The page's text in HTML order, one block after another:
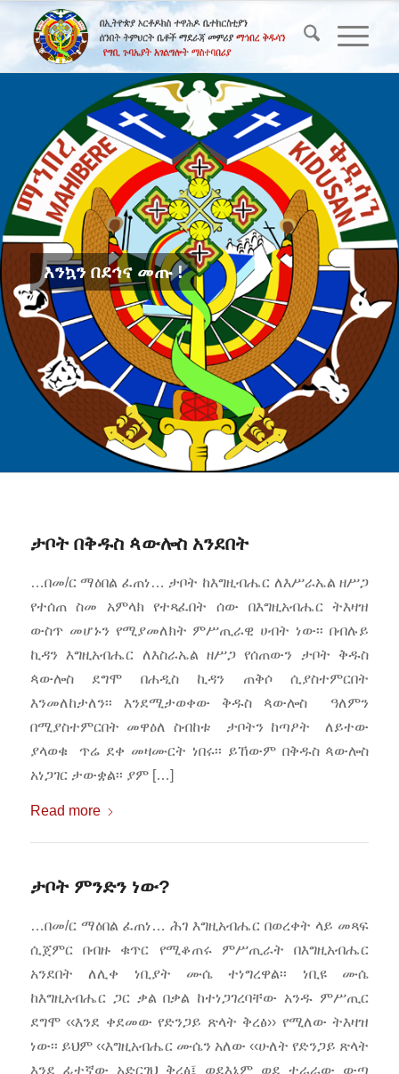
እንኳን በደኅና መጡ !
ታቦት በቅዱስ ጳውሎስ አንደበት
…በመ/ር ማዕበል ፈጠነ… ታቦት ከእግዚብሔር ለእሥራኤል ዘሥጋ
የተሰጠ ስመ አምላክ የተጻፈበት ሰው በእግዚአብሔር ትእዛዝ
ውስጥ መሆኑን የሚያመለክት ምሥጢራዊ ሀብት ነው፡፡ በብሉይ
ኪዳን እግዚአብሔር ለእስራኤል ዘሥጋ የሰጠውን ታቦት ቅዱስ
ጳውሎስ ደግሞ በሐዲስ ኪዳን ጠቅሶ ሲያስተምርበት
እንመለከታለን፡፡ እንደሚታወቀው ቅዱስ ጳውሎስ ዓለምን
በሚያስተምርበት መዋዕለ ስብከቱ ታቦትን ከጣዖት ለይተው
ያላወቁ ጥሬ ደቀ መዛሙርት ነበሩ፡፡ ይኸውም በቅዱስ ጳውሎስ
አነጋገር ታውቋል፡፡ ያም […]
Read more
ታቦት ምንድን ነው?
…በመ/ር ማዕበል ፈጠነ… ሕገ እግዚአብሔር በወረቀት ላይ መጻፍ
ሲጀምር በብዙ ቁጥር የሚቆጠሩ ምሥጢራት በእግዚአብሔር
አንደበት ለሊቀ ነቢያት ሙሴ ተነግረዋል፡፡ ነቢዩ ሙሴ
ከእግዚአብሔር ጋር ቃል በቃል ከተነጋገረባቸው አንዱ ምሥጢር
ደግሞ ‹‹እንደ ቀደመው የድንጋይ ጽላት ቅረፅ›› የሚለው ትእዛዝ
ነው፡፡ ይህም ‹‹እግዚአብሔር ሙሴን አለው ‹‹ሁለት የድንጋይ ጽላት
እንደ ፊተኛው አድርገህ ቅረፅ፤ ወደእኔም ወደ ተራራው ውጣ